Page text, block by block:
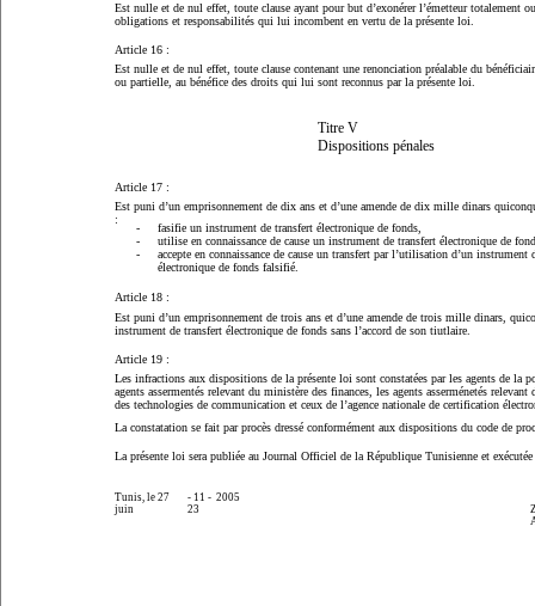
Est nulle et de nul effet, toute clause ayant pour but d’exonérer l’émetteur totalement
obligations et responsabilités qui lui incombent en vertu de la présente loi.
Article 16 :
Est nulle et de nul effet, toute clause contenant une renonciation préalable du
ou partielle, au bénéfice des droits qui lui sont reconnus par la présente loi.
Titre V
Dispositions pénales
Article 17 :
Est puni d’un emprisonnement de dix ans et d’une amende de dix mille dinars
:
-
-
-
fasifie un instrument de transfert électronique de fonds,
utilise en connaissance de cause un instrument de transfert électronique de
accepte en connaissance de cause un transfert par l’utilisation d’un instrument
électronique de fonds falsifié.
Article 18 :
Est puni d’un emprisonnement de trois ans et d’une amende de trois mille dinars,
instrument de transfert électronique de fonds sans l’accord de son tiutlaire.
Article 19 :
Les infractions aux dispositions de la présente loi sont constatées par les agents de la
agents assermentés relevant du ministère des finances, les agents asserménetés relevant
des technologies de communication et ceux de l’agence nationale de certification
La constatation se fait par procès dressé conformément aux dispositions du code de
La présente loi sera publiée au Journal Officiel de la République Tunisienne et
Tunis, le 27
juin
- 11 -
23
2005